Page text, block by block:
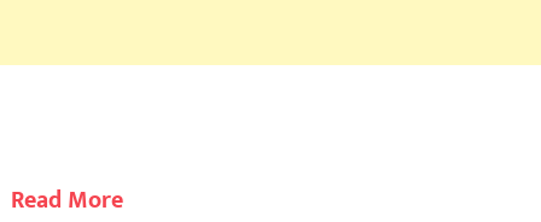
Read More